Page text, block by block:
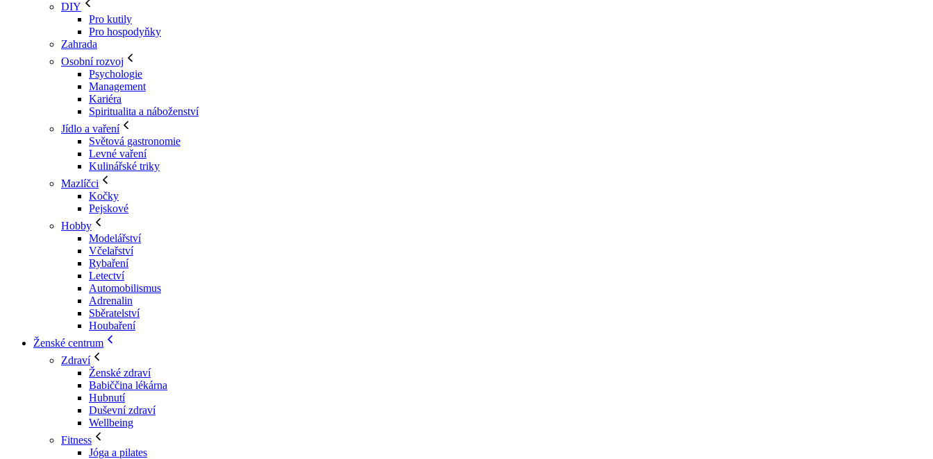
DIY
Pro kutily
Pro hospodyňky
Zahrada
Osobní rozvoj
Psychologie
Management
Kariéra
Spiritualita a náboženství
Jídlo a vaření
Světová gastronomie
Levné vaření
Kulinářské triky
Mazlíčci
Kočky
Pejskové
Hobby
Modelářství
Včelařství
Rybaření
Letectví
Automobilismus
Adrenalin
Sběratelství
Houbaření
Ženské centrum
Zdraví
Ženské zdraví
Babiččina lékárna
Hubnutí
Duševní zdraví
Wellbeing
Fitness
Jóga a pilates